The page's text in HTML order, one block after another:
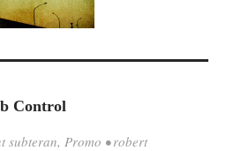
Control
subteran, Promo •robert